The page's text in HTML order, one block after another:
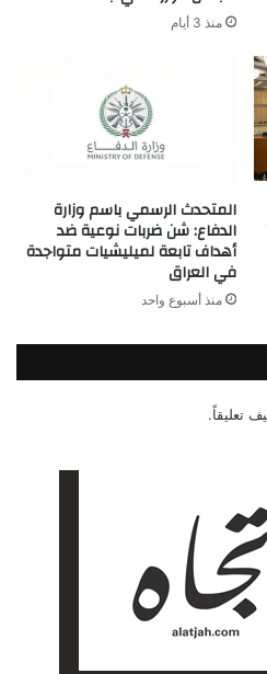
منذ 3 أيام
المتحدث الرسمي باسم وزارة
الدفاع: شن ضربات نوعية ضد
أهداف تابعة لميليشيات متواجدة
في العراق
منذ أسبوع واحد
تعليقاً.